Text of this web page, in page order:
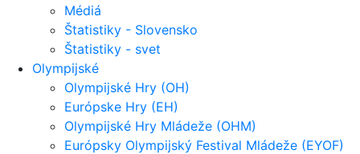
Médiá
Štatistiky - Slovensko
Štatistiky - svet
Olympijské
Olympijské Hry (OH)
Európske Hry (EH)
Olympijské Hry Mládeže (OHM)
Európsky Olympijský Festival Mládeže (EYOF)